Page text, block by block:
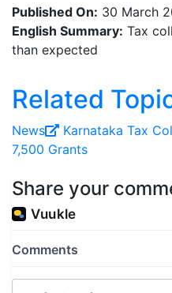
Published On: 30 March
English Summary: Tax
than expected
Related
News Karnataka Tax
7,500 Grants
Share your